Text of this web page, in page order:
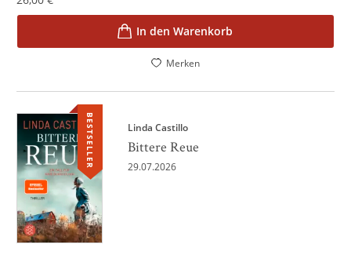
In den Warenkorb
Merken
BESTSELLER Linda Castillo
Bittere Reue
29.07.2026